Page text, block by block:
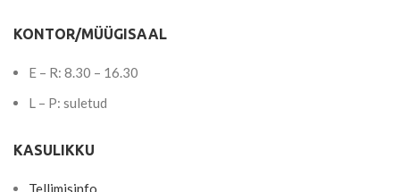
KONTOR/MÜÜGISAAL
E – R: 8.30 – 16.30
L – P: suletud
KASULIKKU
Tellimisinfo